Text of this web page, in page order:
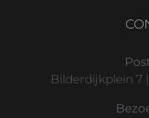
Bilderdijkplein 7